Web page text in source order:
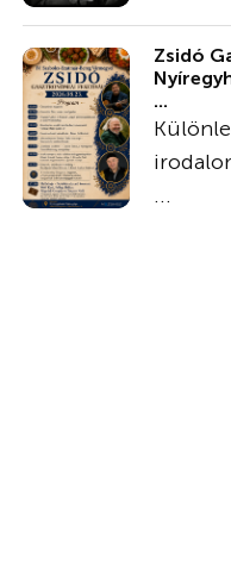
Zsidó
...
...